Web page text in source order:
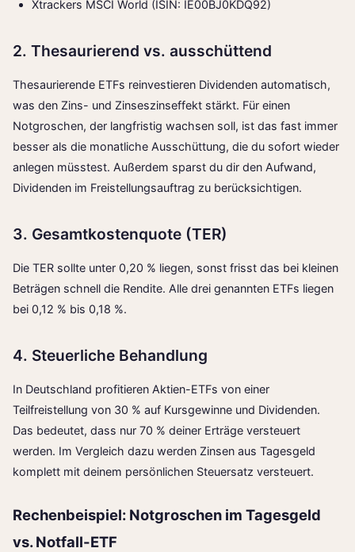
Xtrackers MSCI World (ISIN: IE00BJ0KDQ92)
2. Thesaurierend vs. ausschüttend
Thesaurierende ETFs reinvestieren Dividenden automatisch,
was den Zins- und Zinseszinseffekt stärkt. Für einen
Notgroschen, der langfristig wachsen soll, ist das fast immer
besser als die monatliche Ausschüttung, die du sofort wieder
anlegen müsstest. Außerdem sparst du dir den Aufwand,
Dividenden im Freistellungsauftrag zu berücksichtigen.
3. Gesamtkostenquote (TER)
Die TER sollte unter 0,20 % liegen, sonst frisst das bei kleinen
Beträgen schnell die Rendite. Alle drei genannten ETFs liegen
bei 0,12 % bis 0,18 %.
4. Steuerliche Behandlung
In Deutschland profitieren Aktien-ETFs von einer
Teilfreistellung von 30 % auf Kursgewinne und Dividenden.
Das bedeutet, dass nur 70 % deiner Erträge versteuert
werden. Im Vergleich dazu werden Zinsen aus Tagesgeld
komplett mit deinem persönlichen Steuersatz versteuert.
Rechenbeispiel: Notgroschen im Tagesgeld
vs. Notfall-ETF